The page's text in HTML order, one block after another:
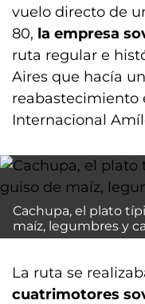
vuelo directo de
80, la empresa
ruta regular e
Aires que hacía
reabastecimiento
Internacional
Cachupa, el plato
maíz, legumbres y
La ruta se
cuatrimotores